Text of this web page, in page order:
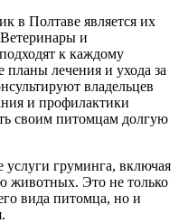
в Полтаве является их
и
к каждому
лечения и ухода за
владельцев
и профилактики
своим питомцам долгую
груминга, включая
животных. Это не только
вида питомца, но и